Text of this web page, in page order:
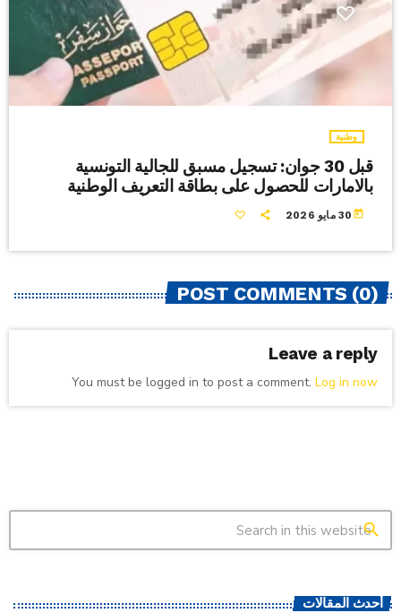
وطنية
قبل 30 جوان: تسجيل مسبق للجالية التونسية
بالامارات للحصول على بطاقة التعريف الوطنية
today 30 مايو 2026
POST COMMENTS (0)
Leave a reply
You must be logged in to post a comment. Log in now
search
أحدث المقالات